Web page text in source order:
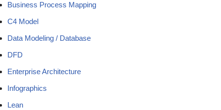
Business Process Mapping
C4 Model
Data Modeling / Database
DFD
Enterprise Architecture
Infographics
Lean